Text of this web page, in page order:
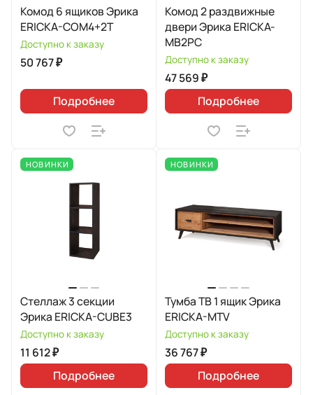
Комод 6 ящиков Эрика
ERICKA-COM4+2T
Доступно к заказу
50 767 ₽
Подробнее
Комод 2 раздвижные
двери Эрика ERICKA-
MB2PC
Доступно к заказу
47 569 ₽
Подробнее
НОВИНКИ
Стеллаж 3 секции
Эрика ERICKA-CUBE3
Доступно к заказу
11 612 ₽
Подробнее
НОВИНКИ
Тумба ТВ 1 ящик Эрика
ERICKA-MTV
Доступно к заказу
36 767 ₽
Подробнее